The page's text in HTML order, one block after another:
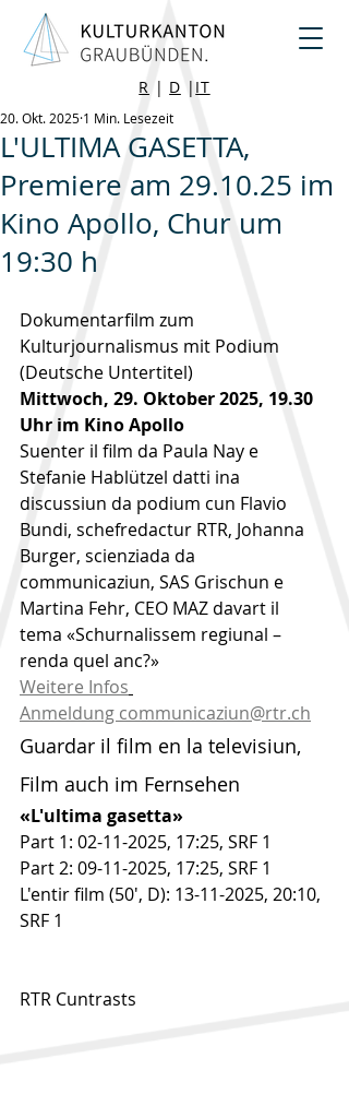
R | D | IT
L'ULTIMA GASETTA,
Premiere am 29.10.25 im
Kino Apollo, Chur um
19:30 h
20. Okt. 2025 1 Min. Lesezeit
Dokumentarfilm zum
Kulturjournalismus mit Podium
(Deutsche Untertitel)
Mittwoch, 29. Oktober 2025, 19.30
Uhr im Kino Apollo
Suenter il film da Paula Nay e
Stefanie Hablützel datti ina
discussiun da podium cun Flavio
Bundi, schefredactur RTR, Johanna
Burger, scienziada da
communicaziun, SAS Grischun e
Martina Fehr, CEO MAZ davart il
tema «Schurnalissem regiunal –
renda quel anc?»
Weitere Infos
Anmeldung communicaziun@rtr.ch
Guardar il film en la televisiun,
Film auch im Fernsehen
«L'ultima gasetta»
Part 1: 02-11-2025, 17:25, SRF 1
Part 2: 09-11-2025, 17:25, SRF 1
L'entir film (50', D): 13-11-2025, 20:10,
SRF 1
RTR Cuntrasts